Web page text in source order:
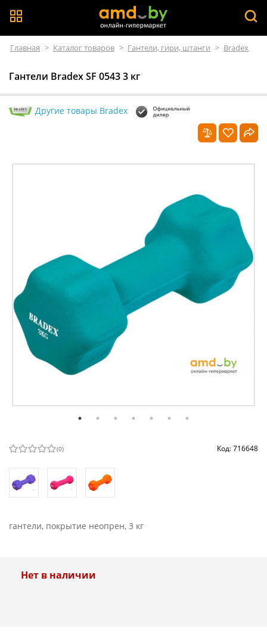
Главная > Каталог товаров > Гантели, гири, штанги > Bradex
Гантели Bradex SF 0543 3 кг
Другие товары Bradex
(0) Код: 716648
гантели, покрытие неопрен, 3 кг
Нет в наличии